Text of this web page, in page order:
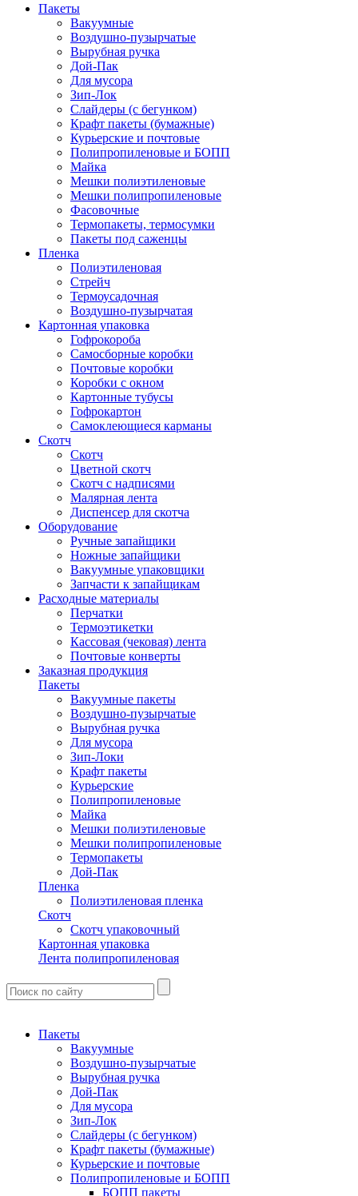
Пакеты
Вакуумные
Воздушно-пузырчатые
Вырубная ручка
Дой-Пак
Для мусора
Зип-Лок
Слайдеры (с бегунком)
Крафт пакеты (бумажные)
Курьерские и почтовые
Полипропиленовые и БОПП
Майка
Мешки полиэтиленовые
Мешки полипропиленовые
Фасовочные
Термопакеты, термосумки
Пакеты под саженцы
Пленка
Полиэтиленовая
Стрейч
Термоусадочная
Воздушно-пузырчатая
Картонная упаковка
Гофрокороба
Самосборные коробки
Почтовые коробки
Коробки с окном
Картонные тубусы
Гофрокартон
Самоклеющиеся карманы
Скотч
Скотч
Цветной скотч
Скотч с надписями
Малярная лента
Диспенсер для скотча
Оборудование
Ручные запайщики
Ножные запайщики
Вакуумные упаковщики
Запчасти к запайщикам
Расходные материалы
Перчатки
Термоэтикетки
Кассовая (чековая) лента
Почтовые конверты
Заказная продукция
Пакеты
Вакуумные пакеты
Воздушно-пузырчатые
Вырубная ручка
Для мусора
Зип-Локи
Крафт пакеты
Курьерские
Полипропиленовые
Майка
Мешки полиэтиленовые
Мешки полипропиленовые
Термопакеты
Дой-Пак
Пленка
Полиэтиленовая пленка
Скотч
Скотч упаковочный
Картонная упаковка
Лента полипропиленовая
Пакеты
Вакуумные
Воздушно-пузырчатые
Вырубная ручка
Дой-Пак
Для мусора
Зип-Лок
Слайдеры (с бегунком)
Крафт пакеты (бумажные)
Курьерские и почтовые
Полипропиленовые и БОПП
БОПП пакеты